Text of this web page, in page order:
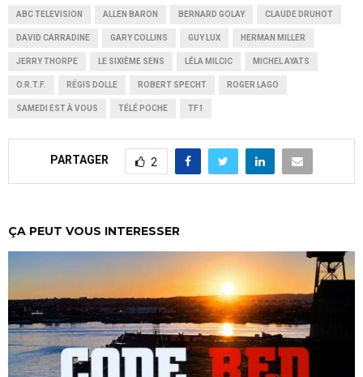
ABC TELEVISION ALLEN BARON BERNARD GOLAY CLAUDE DRUHOT
DAVID CARRADINE GARY COLLINS GUY LUX HERMAN MILLER
JERRY THORPE LE SIXIÈME SENS LÉLA MILCIC MICHEL AYATS
O.R.T.F. RÉGIS DOLLE ROBERT SPECHT ROGER LAGO
SAMEDI EST À VOUS TÉLÉ POCHE TF1
PARTAGER 2
ÇA PEUT VOUS INTERESSER